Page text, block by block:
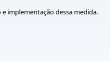
implementação dessa medida.